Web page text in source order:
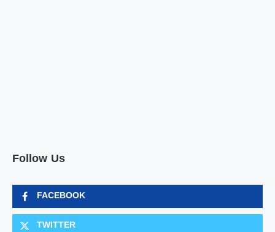
Follow Us
FACEBOOK
TWITTER